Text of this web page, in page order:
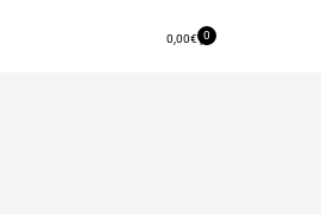
0,00€ 0
Carrito